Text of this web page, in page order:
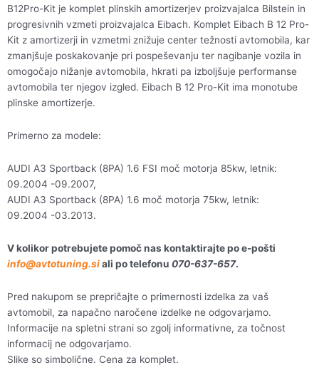
B12Pro-Kit je komplet plinskih amortizerjev proizvajalca Bilstein in
progresivnih vzmeti proizvajalca Eibach. Komplet Eibach B 12 Pro-
Kit z amortizerji in vzmetmi znižuje center težnosti avtomobila, kar
zmanjšuje poskakovanje pri pospeševanju ter nagibanje vozila in
omogočajo nižanje avtomobila, hkrati pa izboljšuje performanse
avtomobila ter njegov izgled. Eibach B 12 Pro-Kit ima monotube
plinske amortizerje.
Primerno za modele:
AUDI A3 Sportback (8PA) 1.6 FSI moč motorja 85kw, letnik:
09.2004 -09.2007,
AUDI A3 Sportback (8PA) 1.6 moč motorja 75kw, letnik:
09.2004 -03.2013.
V kolikor potrebujete pomoč nas kontaktirajte po e-pošti
info@avtotuning.siali po telefonu 070-637-657.
Pred nakupom se prepričajte o primernosti izdelka za vaš
avtomobil, za napačno naročene izdelke ne odgovarjamo.
Informacije na spletni strani so zgolj informativne, za točnost
informacij ne odgovarjamo.
Slike so simbolične. Cena za komplet.